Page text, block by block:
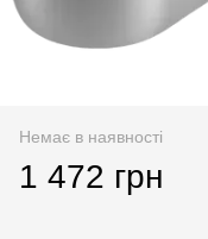
Немає в наявності
1 472 грн